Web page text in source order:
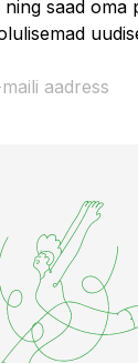
ning saad oma